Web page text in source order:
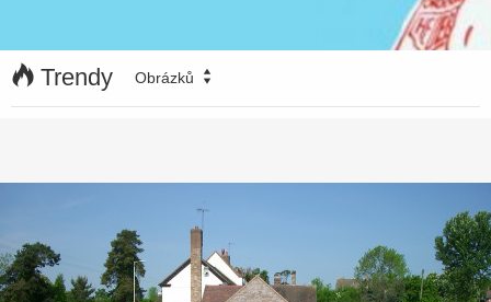
Trendy Obrázků